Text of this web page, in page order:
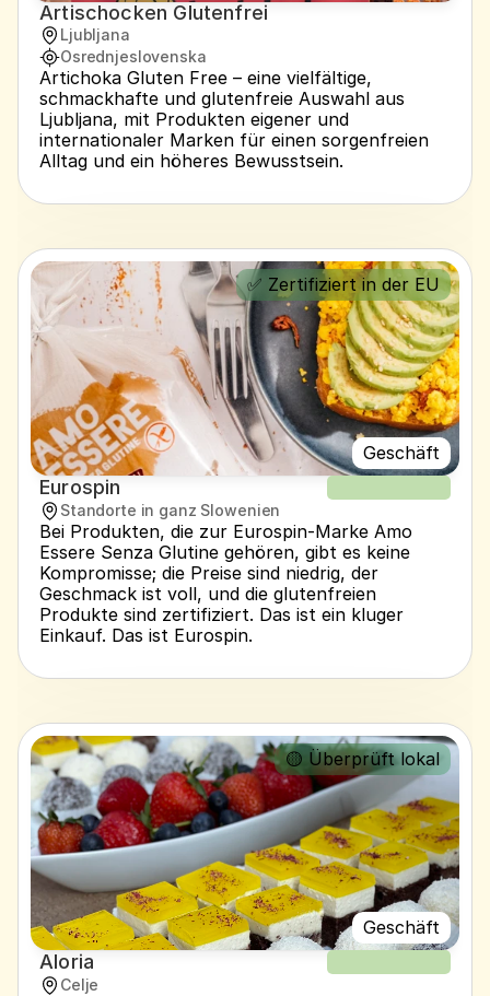
Artischocken Glutenfrei
Ljubljana
Osrednjeslovenska
Artichoka Gluten Free – eine vielfältige,
schmackhafte und glutenfreie Auswahl aus
Ljubljana, mit Produkten eigener und
internationaler Marken für einen sorgenfreien
Alltag und ein höheres Bewusstsein.
Geschäft
✅ Zertifiziert in der EU
Eurospin
Standorte in ganz Slowenien
Bei Produkten, die zur Eurospin-Marke Amo
Essere Senza Glutine gehören, gibt es keine
Kompromisse; die Preise sind niedrig, der
Geschmack ist voll, und die glutenfreien
Produkte sind zertifiziert. Das ist ein kluger
Einkauf. Das ist Eurospin.
Geschäft
🟡 Überprüft lokal
Aloria
Celje